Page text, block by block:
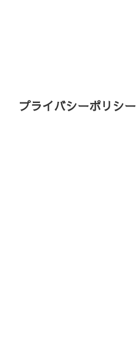
プライバシーポリシー